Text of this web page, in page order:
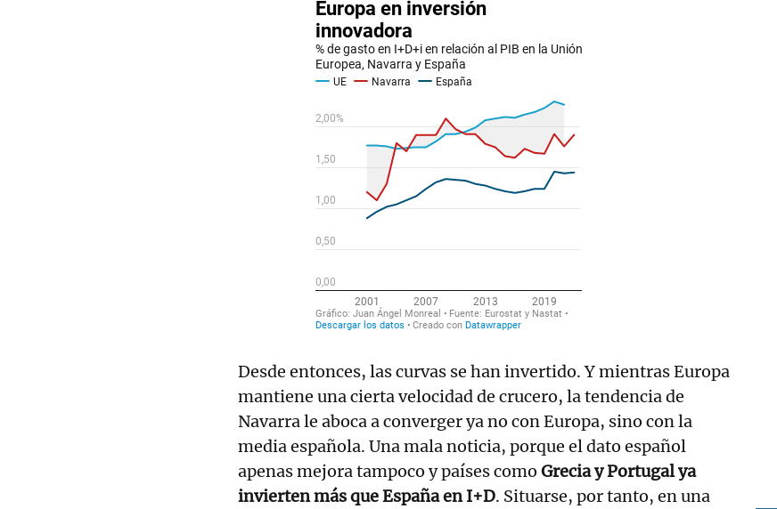
Desde entonces, las curvas se han invertido. Y mientras Europa
mantiene una cierta velocidad de crucero, la tendencia de
Navarra le aboca a converger ya no con Europa, sino con la
media española. Una mala noticia, porque el dato español
apenas mejora tampoco y países como Grecia y Portugal ya
invierten más que España en I+D. Situarse, por tanto, en una